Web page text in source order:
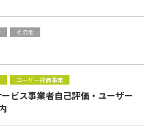
その他
ユーザー評価事業
ビス事業者自己評価・ユーザー